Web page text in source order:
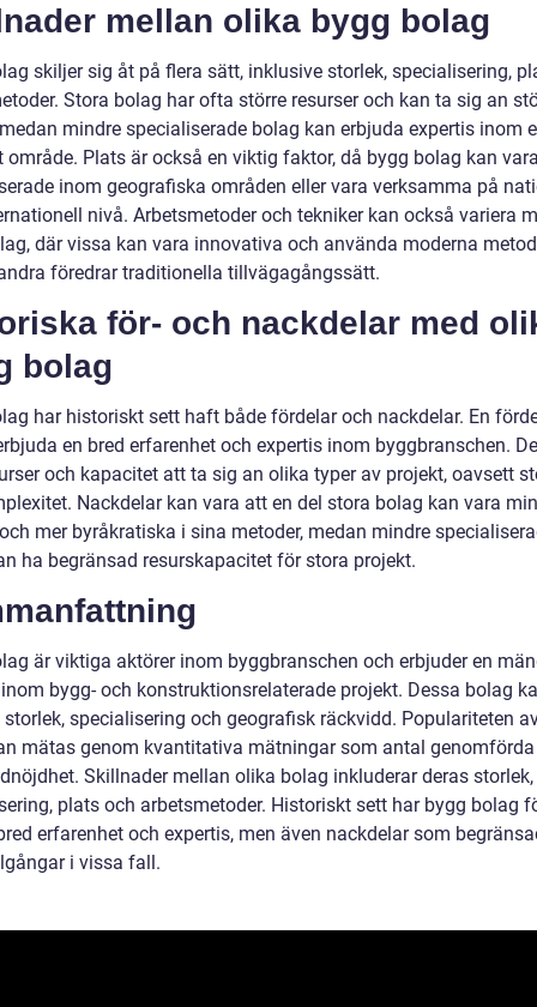
mellan olika bygg bolag
skiljer sig åt på flera sätt, inklusive storlek, specialisering,
Stora bolag har ofta större resurser och kan ta sig an
mindre specialiserade bolag kan erbjuda expertis inom
område. Plats är också en viktig faktor, då bygg bolag kan
inom geografiska områden eller vara verksamma på
nivå. Arbetsmetoder och tekniker kan också variera
där vissa kan vara innovativa och använda moderna
föredrar traditionella tillvägagångssätt.
för- och nackdelar med
bolag
har historiskt sett haft både fördelar och nackdelar. En
en bred erfarenhet och expertis inom byggbranschen.
och kapacitet att ta sig an olika typer av projekt, oavsett
Nackdelar kan vara att en del stora bolag kan vara
mer byråkratiska i sina metoder, medan mindre
ha begränsad resurskapacitet för stora projekt.
är viktiga aktörer inom byggbranschen och erbjuder en
bygg- och konstruktionsrelaterade projekt. Dessa bolag
storlek, specialisering och geografisk räckvidd. Populariteten
mätas genom kvantitativa mätningar som antal
Skillnader mellan olika bolag inkluderar deras storlek,
plats och arbetsmetoder. Historiskt sett har bygg bolag
erfarenhet och expertis, men även nackdelar som
i vissa fall.